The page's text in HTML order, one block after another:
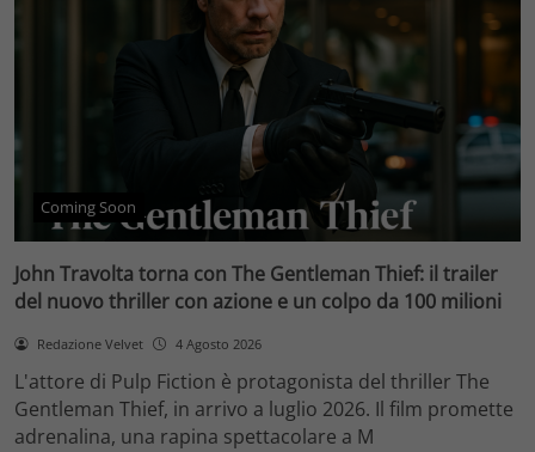
Coming Soon
John Travolta torna con The Gentleman Thief: il trailer
del nuovo thriller con azione e un colpo da 100 milioni
Redazione Velvet 4 Agosto 2026
L'attore di Pulp Fiction è protagonista del thriller The
Gentleman Thief, in arrivo a luglio 2026. Il film promette
adrenalina, una rapina spettacolare a M